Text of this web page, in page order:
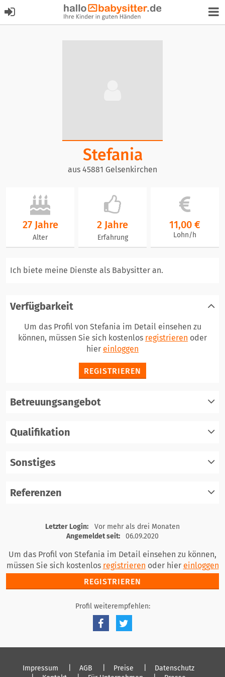
Stefania
aus 45881 Gelsenkirchen
27 Jahre
Alter
2 Jahre
Erfahrung
11,00 €
Lohn/h
Ich biete meine Dienste als Babysitter an.
Verfügbarkeit
Um das Profil von Stefania im Detail einsehen zu
können, müssen Sie sich kostenlos registrieren oder
hier einloggen
REGISTRIEREN
Betreuungsangebot
Qualifikation
Sonstiges
Referenzen
registrieren
einloggen
Letzter Login:
Vor mehr als drei Monaten
Angemeldet seit:
06.09.2020
Um das Profil von Stefania im Detail einsehen zu können,
müssen Sie sich kostenlos registrieren oder hier einloggen
REGISTRIEREN
Profil weiterempfehlen:
Impressum AGB Preise
Datenschutz